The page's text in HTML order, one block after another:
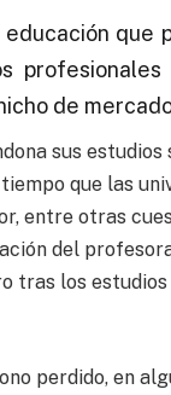
que
de
sus estudios
que las
entre otras
del
tras los estudios
perdido, en